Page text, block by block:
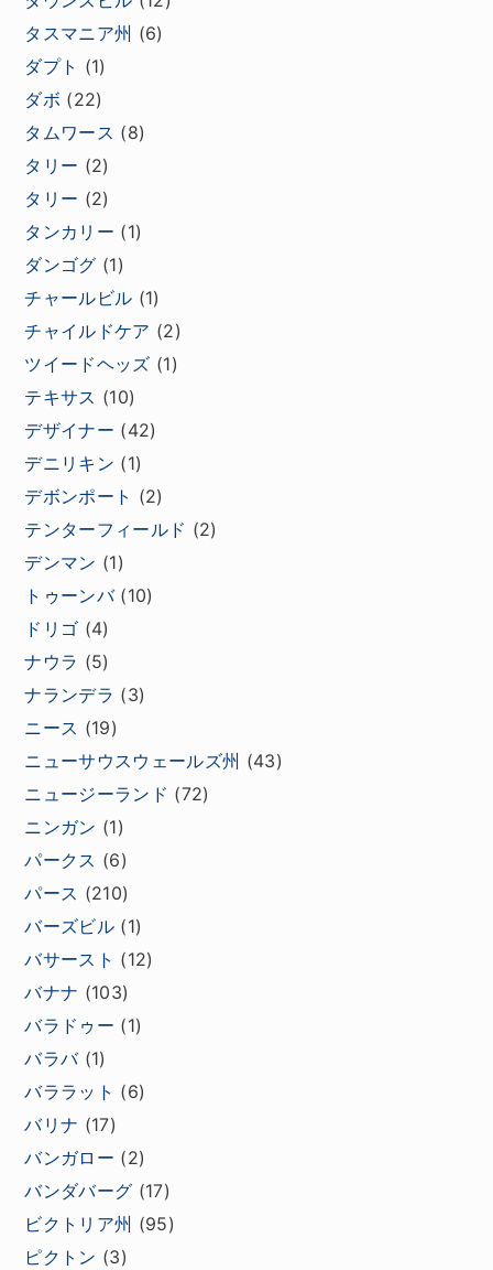
タスマニア州 (6)
ダプト (1)
ダボ (22)
タムワース (8)
タリー (2)
タリー (2)
タンカリー (1)
ダンゴグ (1)
チャールビル (1)
チャイルドケア (2)
ツイードヘッズ (1)
テキサス (10)
デザイナー (42)
デニリキン (1)
デボンポート (2)
テンターフィールド (2)
デンマン (1)
トゥーンバ(10)
ドリゴ (4)
ナウラ (5)
ナランデラ (3)
ニース (19)
ニューサウスウェールズ州 (43)
ニュージーランド (72)
ニンガン (1)
パークス (6)
パース (210)
バーズビル (1)
バサースト (12)
バナナ (103)
バラドゥー (1)
バラバ(1)
バララット (6)
バリナ (17)
バンガロー (2)
バンダバーグ (17)
ビクトリア州 (95)
ピクトン (3)